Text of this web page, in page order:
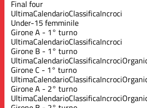
Final four
UltimaCalendarioClassificaIncroci
Under-15 femminile
Girone A - 1° turno
UltimaCalendarioClassificaIncroci
Girone B - 1° turno
UltimaCalendarioClassificaIncroci
Girone C - 1° turno
UltimaCalendarioClassificaIncroci
Girone A - 2° turno
UltimaCalendarioClassificaIncroci